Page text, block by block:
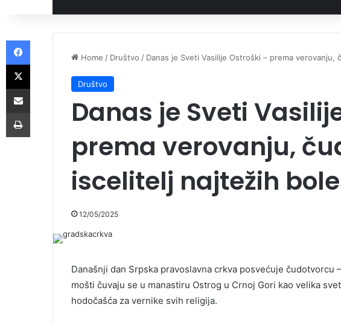
Home / Društvo / Danas je Sveti Vasilije Ostroški – prema
Društvo
Danas je Sveti
prema verovanju,
iscelitelj najtežih
12/05/2025
Današnji dan Srpska pravoslavna crkva posvećuje čudotvorcu
mošti čuvaju se u manastiru Ostrog u Crnoj Gori kao velika
hodočašća za vernike svih religija.
Facebook
X
Share via Email